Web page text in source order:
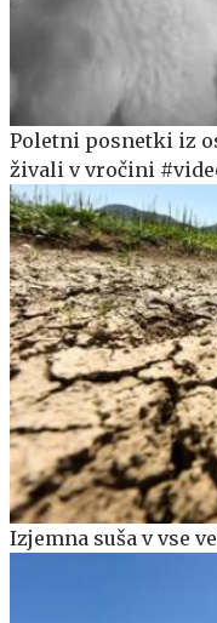
Poletni posnetki iz
živali v vročini
Izjemna suša v vse